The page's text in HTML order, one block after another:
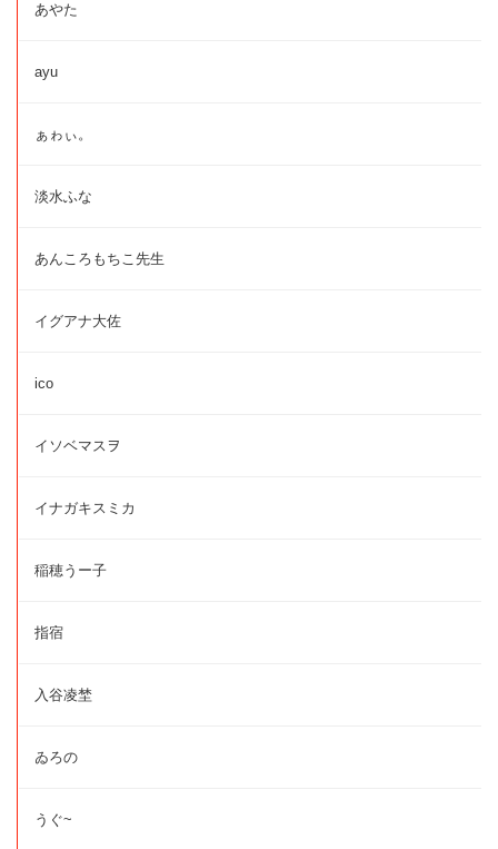
あやた
ayu
ぁゎぃ。
淡水ふな
あんころもちこ先生
イグアナ大佐
ico
イソベマスヲ
イナガキスミカ
稲穂うー子
指宿
入谷凌埜
ゐろの
うぐ~